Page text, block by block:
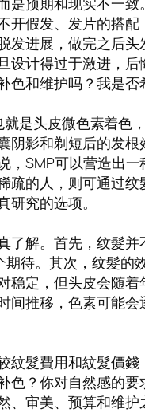
假发、发片的搭
进展，做完之后
计得过于激进，
和维护吗？我是
是头皮微色素着色
影和剃短后的发
SMP可以营造出
的人，则可通过
究的选项。
解。首先，纹髮
待。其次，纹髮
定，但头皮会随
推移，色素可能
髮費用和紋髮價
？你对自然感的
审美、预算和维